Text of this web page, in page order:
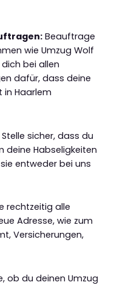
Beauftrage
wie Umzug Wolf
bei allen
dafür, dass deine
in Haarlem
Stelle sicher, dass du
deine Habseligkeiten
entweder bei uns
rechtzeitig alle
Adresse, wie zum
Versicherungen,
ob du deinen Umzug